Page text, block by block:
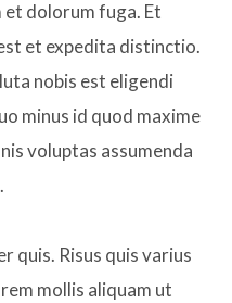
dolorum fuga. Et
et expedita distinctio.
nobis est eligendi
minus id quod maxime
voluptas assumenda
quis. Risus quis varius
mollis aliquam ut